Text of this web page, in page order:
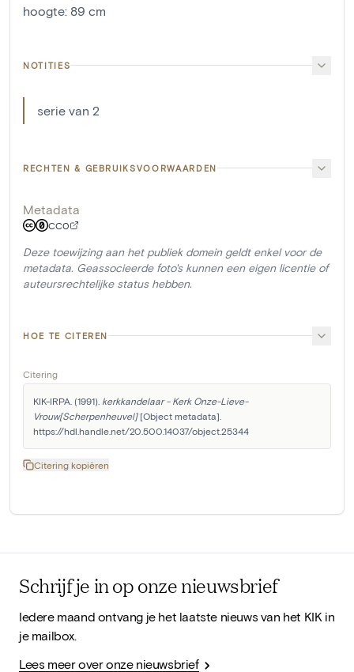
hoogte: 89 cm
NOTITIES
serie van 2
RECHTEN & GEBRUIKSVOORWAARDEN
Metadata
CC0
Deze toewijzing aan het publiek domein geldt enkel voor de
metadata. Geassocieerde foto's kunnen een eigen licentie of
auteursrechtelijke status hebben.
HOE TE CITEREN
Citering
KIK-IRPA. (1991). kerkkandelaar - Kerk Onze-Lieve-
Vrouw[Scherpenheuvel] [Object metadata].
https://hdl.handle.net/20.500.14037/object.25344
Citering kopiëren
Schrijf je in op onze nieuwsbrief
Iedere maand ontvang je het laatste nieuws van het KIK in
je mailbox.
Lees meer over onze nieuwsbrief